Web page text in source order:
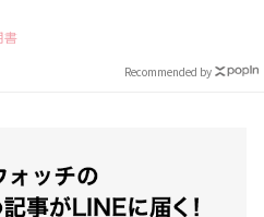
書
Recommended by